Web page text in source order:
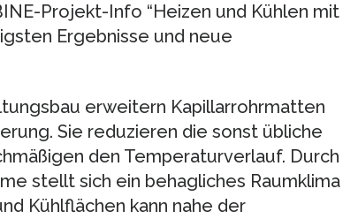
Projekt-Info “Heizen und Kühlen mit
Ergebnisse und neue
erweitern Kapillarrohrmatten
Sie reduzieren die sonst übliche
den Temperaturverlauf. Durch
stellt sich ein behagliches Raumklima
Kühlflächen kann nahe der